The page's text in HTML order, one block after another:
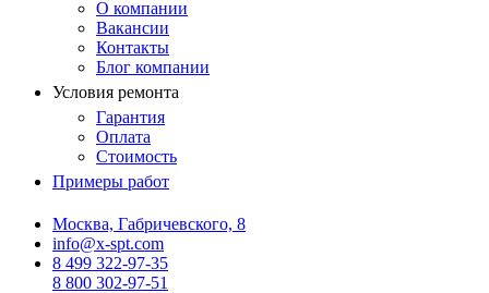
О компании
Вакансии
Контакты
Блог компании
Условия ремонта
Гарантия
Оплата
Стоимость
Примеры работ
Москва, Габричевского, 8
info@x-spt.com
8 499 322-97-35
8 800 302-97-51